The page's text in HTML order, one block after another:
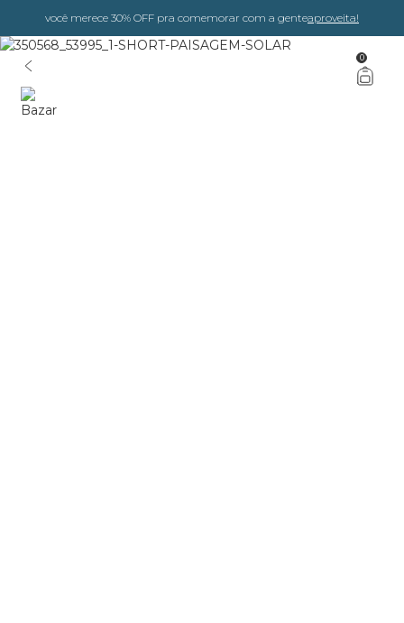
você merece 30% OFF pra comemorar com a genteaproveita!
0